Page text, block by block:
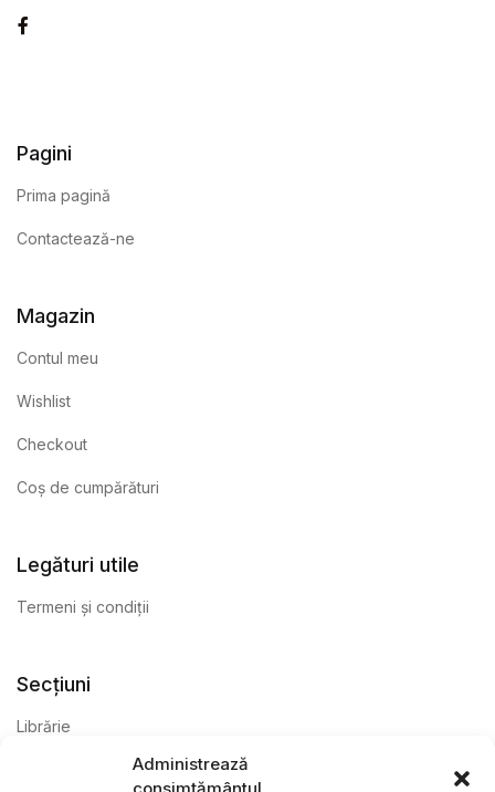
Administrează
Pagini
Prima pagină
Contactează-ne
Magazin
Contul meu
Wishlist
Checkout
Coș de cumpărături
Legături utile
Termeni și condiții
Secțiuni
Librărie